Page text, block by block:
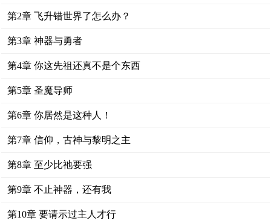
第2章 飞升错世界了怎么办？
第3章 神器与勇者
第4章 你这先祖还真不是个东西
第5章 圣魔导师
第6章 你居然是这种人！
第7章 信仰，古神与黎明之主
第8章 至少比祂要强
第9章 不止神器，还有我
第10章 要请示过主人才行